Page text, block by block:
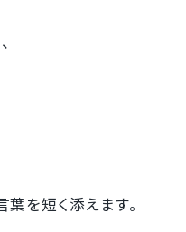
葉を短く添えます。